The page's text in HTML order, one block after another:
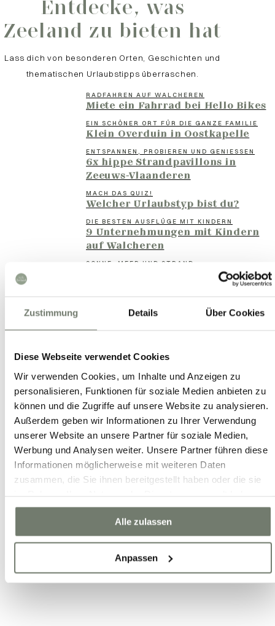
Zustimmung Details Über Cookies
Diese Webseite verwendet Cookies
Wir verwenden Cookies, um Inhalte und Anzeigen zu
personalisieren, Funktionen für soziale Medien anbieten zu
können und die Zugriffe auf unsere Website zu analysieren.
Außerdem geben wir Informationen zu Ihrer Verwendung
unserer Website an unsere Partner für soziale Medien,
Werbung und Analysen weiter. Unsere Partner führen diese
Informationen möglicherweise mit weiteren Daten
zusammen, die Sie ihnen bereitgestellt haben oder die sie
Alle zulassen
Anpassen
Wo bist du gerade auf der Suche?
Entdecke, was
Zeeland zu bieten hat
Lass dich von besonderen Orten, Geschichten und
thematischen Urlaubstipps überraschen.
RADFAHREN AUF WALCHEREN
Miete ein Fahrrad bei Hello Bikes
EIN SCHÖNER ORT FÜR DIE GANZE FAMILIE
Klein Overduin in Oostkapelle
ENTSPANNEN, PROBIEREN UND GENIESSEN
6x hippe Strandpavillons in
Zeeuws-Vlaanderen
MACH DAS QUIZ!
Welcher Urlaubstyp bist du?
DIE BESTEN AUSFLÜGE MIT KINDERN
9 Unternehmungen mit Kindern
auf Walcheren
SONNE, MEER UND STRAND
Feiere den Sommer in Zeeland
Erfahrungen unserer Gäste